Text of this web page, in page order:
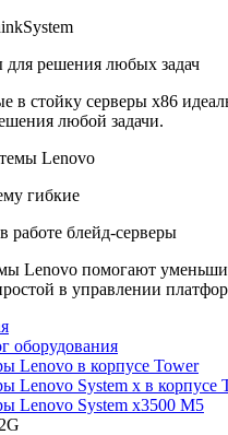
для решения любых задач
в стойку серверы x86
любой задачи.
гибкие
работе блейд-серверы
Lenovo помогают
в управлении
оборудования
Lenovo в корпусе Tower
Lenovo System x в корпусе
Lenovo System x3500 M5